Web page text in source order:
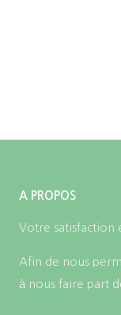
A PROPOS
Votre satisfaction
Afin de nous
à nous faire part